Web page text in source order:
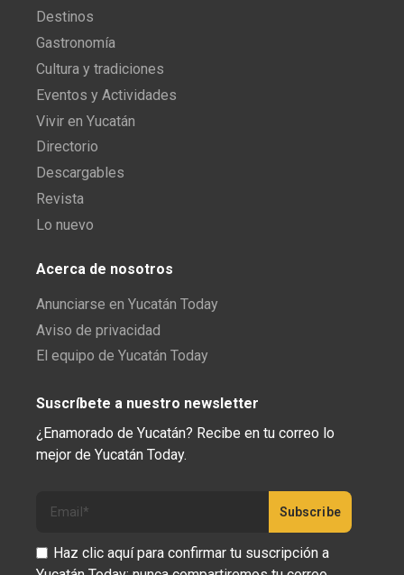
Destinos
Gastronomía
Cultura y tradiciones
Eventos y Actividades
Vivir en Yucatán
Directorio
Descargables
Revista
Lo nuevo
Acerca de nosotros
Anunciarse en Yucatán Today
Aviso de privacidad
El equipo de Yucatán Today
Suscríbete a nuestro newsletter
¿Enamorado de Yucatán? Recibe en tu correo lo
mejor de Yucatán Today.
Haz clic aquí para confirmar tu suscripción a